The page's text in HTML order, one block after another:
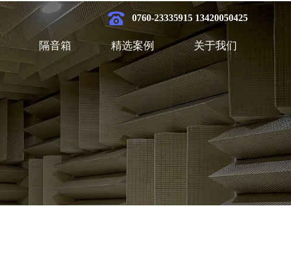
0760-23335915 13420050425
隔音箱 精选案例 关于我们